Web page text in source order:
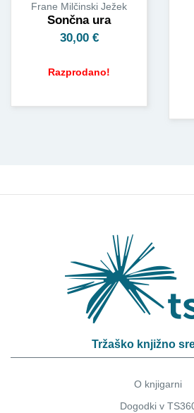
Frane Milčinski Ježek
Sončna ura
30,00 €
Razprodano!
Tržaško knjižno
O knjigarni
Dogodki v